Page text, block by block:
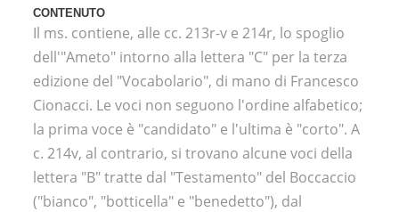
CONTENUTO
Il ms. contiene, alle cc. 213r-v e 214r, lo spoglio
dell'"Ameto" intorno alla lettera "C" per la terza
edizione del "Vocabolario", di mano di Francesco
Cionacci. Le voci non seguono l'ordine alfabetico;
la prima voce è "candidato" e l'ultima è "corto". A
c. 214v, al contrario, si trovano alcune voci della
lettera "B" tratte dal "Testamento" del Boccaccio
("bianco", "botticella" e "benedetto"), dal